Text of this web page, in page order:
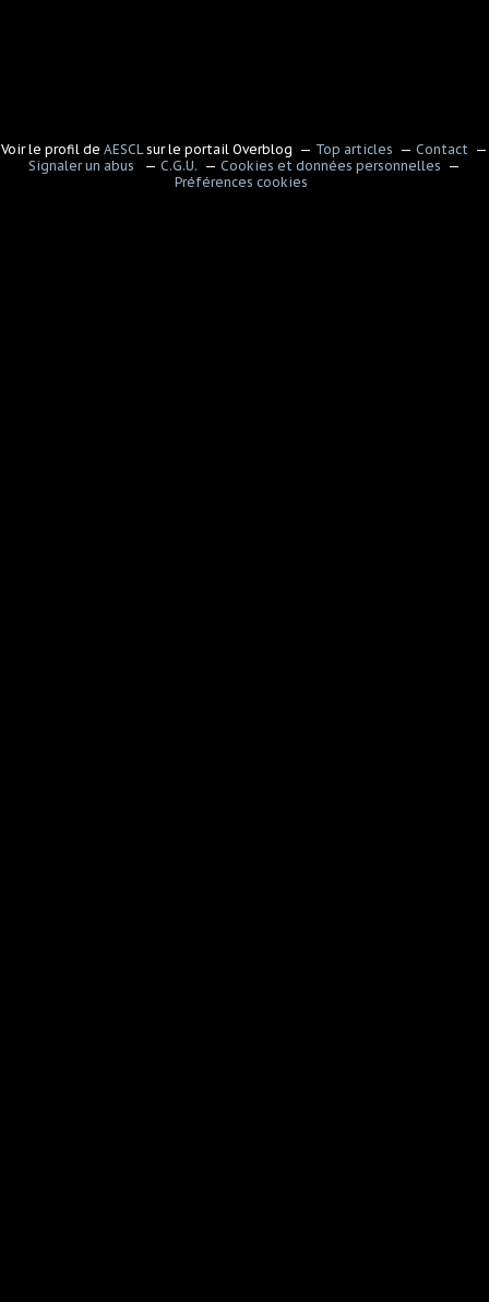
Voir le profil deAESCL sur le portail Overblog Top articles
Contact
Signaler un abus
C.G.U.
Cookies et données personnelles
Préférences cookies